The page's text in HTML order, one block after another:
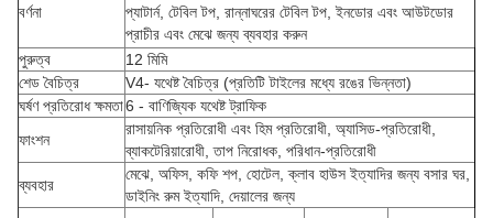
বর্ণনা
প্যাটার্ন, টেবিল টপ, রান্নাঘরের টেবিল টপ, ইনডোর এবং আউটডোর
প্রাচীর এবং মেঝে জন্য ব্যবহার করুন
পুরুত্ব
12 মিমি
শেড বৈচিত্র
V4- যথেষ্ট বৈচিত্র (প্রতিটি টাইলের মধ্যে রঙের ভিন্নতা)
ঘর্ষণ প্রতিরোধ ক্ষমতা6 - বাণিজ্যিক যথেষ্ট ট্রাফিক
ফাংশন
রাসায়নিক প্রতিরোধী এবং হিম প্রতিরোধী, অ্যাসিড-প্রতিরোধী,
ব্যাকটেরিয়ারোধী, তাপ নিরোধক, পরিধান-প্রতিরোধী
ব্যবহার
মেঝে, অফিস, কফি শপ, হোটেল, ক্লাব হাউস ইত্যাদির জন্য বসার ঘর,
ডাইনিং রুম ইত্যাদি, দেয়ালের জন্য